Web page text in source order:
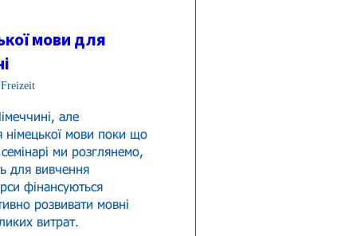
мови для
але
німецької мови поки що
ми розглянемо,
для вивчення
фінансуються
розвивати мовні
витрат.